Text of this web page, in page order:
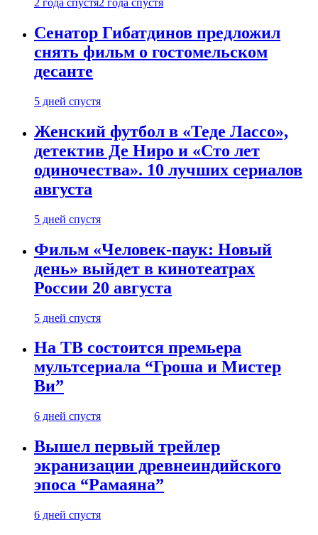
2 года спустя2 года спустя
Сенатор Гибатдинов предложил
снять фильм о гостомельском
десанте
5 дней спустя
Женский футбол в «Теде Лассо»,
детектив Де Ниро и «Сто лет
одиночества». 10 лучших сериалов
августа
5 дней спустя
Фильм «Человек-паук: Новый
день» выйдет в кинотеатрах
России 20 августа
5 дней спустя
На ТВ состоится премьера
мультсериала “Гроша и Мистер
Ви”
6 дней спустя
Вышел первый трейлер
экранизации древнеиндийского
эпоса “Рамаяна”
6 дней спустя